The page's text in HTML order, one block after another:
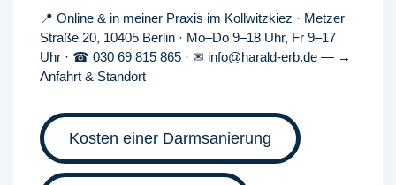
📍 Online & in meiner Praxis im Kollwitzkiez · Metzer
Straße 20, 10405 Berlin · Mo–Do 9–18 Uhr, Fr 9–17
Uhr · ☎ 030 69 815 865 · ✉ info@harald-erb.de — →
Anfahrt & Standort
Kosten einer Darmsanierung